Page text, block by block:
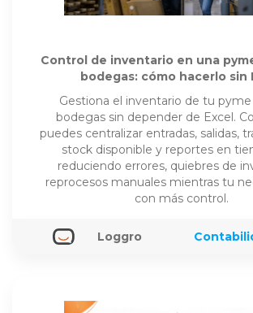
Control de inventario en una
bodegas: cómo hacerlo sin
Gestiona el inventario de tu pyme
bodegas sin depender de Excel.
puedes centralizar entradas, salidas,
stock disponible y reportes en
reduciendo errores, quiebres de
reprocesos manuales mientras tu
con más control.
Loggro